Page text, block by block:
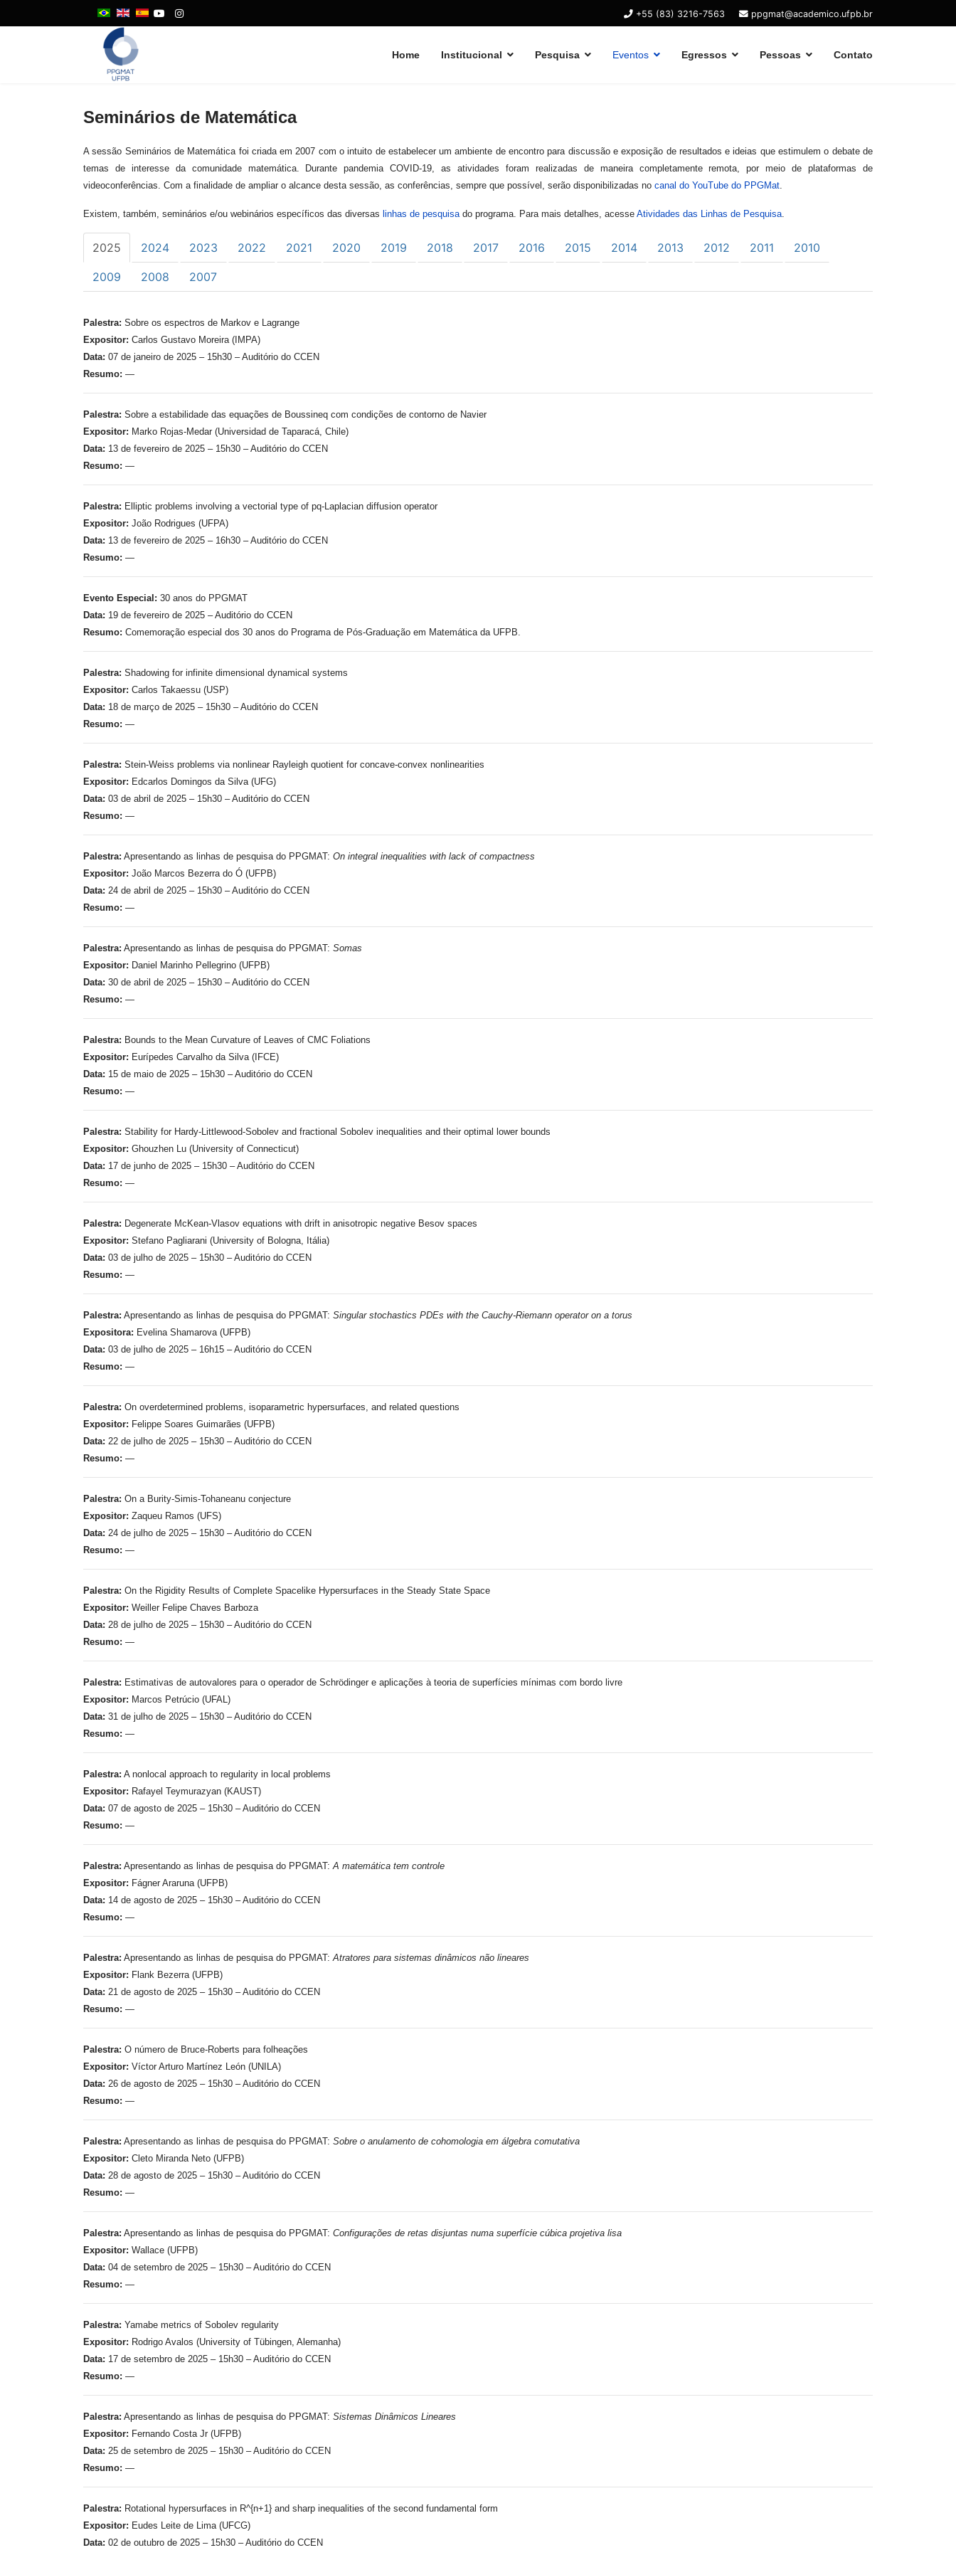
+55 (83) 3216-7563 ppgmat@academico.ufpb.br
Home Institucional Pesquisa Eventos Egressos Pessoas Contato
Seminários de Matemática
A sessão Seminários de Matemática foi criada em 2007 com o intuito de estabelecer um ambiente de encontro para discussão e exposição de resultados e ideias que estimulem o debate de
temas de interesse da comunidade matemática. Durante pandemia COVID-19, as atividades foram realizadas de maneira completamente remota, por meio de plataformas de
videoconferências. Com a finalidade de ampliar o alcance desta sessão, as conferências, sempre que possível, serão disponibilizadas no canal do YouTube do PPGMat.
Existem, também, seminários e/ou webinários específicos das diversas linhas de pesquisado programa. Para mais detalhes, acesse Atividades das Linhas de Pesquisa.
2025 2024 2023 2022 2021 2020 2019 2018 2017 2016 2015 2014 2013 2012 2011 2010
2009 2008 2007
Palestra: Sobre os espectros de Markov e Lagrange
Expositor: Carlos Gustavo Moreira (IMPA)
Data: 07 de janeiro de 2025 – 15h30 – Auditório do CCEN
Resumo: —
Palestra: Sobre a estabilidade das equações de Boussineq com condições de contorno de Navier
Expositor: Marko Rojas-Medar (Universidad de Taparacá, Chile)
Data: 13 de fevereiro de 2025 – 15h30 – Auditório do CCEN
Resumo: —
Palestra: Elliptic problems involving a vectorial type of pq-Laplacian diffusion operator
Expositor: João Rodrigues (UFPA)
Data: 13 de fevereiro de 2025 – 16h30 – Auditório do CCEN
Resumo: —
Evento Especial: 30 anos do PPGMAT
Data: 19 de fevereiro de 2025 – Auditório do CCEN
Resumo: Comemoração especial dos 30 anos do Programa de Pós-Graduação em Matemática da UFPB.
Palestra: Shadowing for infinite dimensional dynamical systems
Expositor: Carlos Takaessu (USP)
Data: 18 de março de 2025 – 15h30 – Auditório do CCEN
Resumo: —
Palestra: Stein-Weiss problems via nonlinear Rayleigh quotient for concave-convex nonlinearities
Expositor: Edcarlos Domingos da Silva (UFG)
Data: 03 de abril de 2025 – 15h30 – Auditório do CCEN
Resumo: —
Palestra: Apresentando as linhas de pesquisa do PPGMAT: On integral inequalities with lack of compactness
Expositor: João Marcos Bezerra do Ó (UFPB)
Data: 24 de abril de 2025 – 15h30 – Auditório do CCEN
Resumo: —
Palestra: Apresentando as linhas de pesquisa do PPGMAT: Somas
Expositor: Daniel Marinho Pellegrino (UFPB)
Data: 30 de abril de 2025 – 15h30 – Auditório do CCEN
Resumo: —
Palestra: Bounds to the Mean Curvature of Leaves of CMC Foliations
Expositor: Eurípedes Carvalho da Silva (IFCE)
Data: 15 de maio de 2025 – 15h30 – Auditório do CCEN
Resumo: —
Palestra: Stability for Hardy-Littlewood-Sobolev and fractional Sobolev inequalities and their optimal lower bounds
Expositor: Ghouzhen Lu (University of Connecticut)
Data: 17 de junho de 2025 – 15h30 – Auditório do CCEN
Resumo: —
Palestra: Degenerate McKean-Vlasov equations with drift in anisotropic negative Besov spaces
Expositor: Stefano Pagliarani (University of Bologna, Itália)
Data: 03 de julho de 2025 – 15h30 – Auditório do CCEN
Resumo: —
Palestra: Apresentando as linhas de pesquisa do PPGMAT: Singular stochastics PDEs with the Cauchy-Riemann operator on a torus
Expositora: Evelina Shamarova (UFPB)
Data: 03 de julho de 2025 – 16h15 – Auditório do CCEN
Resumo: —
Palestra: On overdetermined problems, isoparametric hypersurfaces, and related questions
Expositor: Felippe Soares Guimarães (UFPB)
Data: 22 de julho de 2025 – 15h30 – Auditório do CCEN
Resumo: —
Palestra: On a Burity-Simis-Tohaneanu conjecture
Expositor: Zaqueu Ramos (UFS)
Data: 24 de julho de 2025 – 15h30 – Auditório do CCEN
Resumo: —
Palestra: On the Rigidity Results of Complete Spacelike Hypersurfaces in the Steady State Space
Expositor: Weiller Felipe Chaves Barboza
Data: 28 de julho de 2025 – 15h30 – Auditório do CCEN
Resumo: —
Palestra: Estimativas de autovalores para o operador de Schrödinger e aplicações à teoria de superfícies mínimas com bordo livre
Expositor: Marcos Petrúcio (UFAL)
Data: 31 de julho de 2025 – 15h30 – Auditório do CCEN
Resumo: —
Palestra: A nonlocal approach to regularity in local problems
Expositor: Rafayel Teymurazyan (KAUST)
Data: 07 de agosto de 2025 – 15h30 – Auditório do CCEN
Resumo: —
Palestra: Apresentando as linhas de pesquisa do PPGMAT:A matemática tem controle
Expositor: Fágner Araruna (UFPB)
Data: 14 de agosto de 2025 – 15h30 – Auditório do CCEN
Resumo: —
Palestra: Apresentando as linhas de pesquisa do PPGMAT:Atratores para sistemas dinâmicos não lineares
Expositor: Flank Bezerra (UFPB)
Data: 21 de agosto de 2025 – 15h30 – Auditório do CCEN
Resumo: —
Palestra: O número de Bruce-Roberts para folheações
Expositor: Víctor Arturo Martínez León (UNILA)
Data: 26 de agosto de 2025 – 15h30 – Auditório do CCEN
Resumo: —
Palestra: Apresentando as linhas de pesquisa do PPGMAT: Sobre o anulamento de cohomologia em álgebra comutativa
Expositor: Cleto Miranda Neto (UFPB)
Data: 28 de agosto de 2025 – 15h30 – Auditório do CCEN
Resumo: —
Palestra: Apresentando as linhas de pesquisa do PPGMAT: Configurações de retas disjuntas numa superfície cúbica projetiva lisa
Expositor: Wallace (UFPB)
Data: 04 de setembro de 2025 – 15h30 – Auditório do CCEN
Resumo: —
Palestra: Yamabe metrics of Sobolev regularity
Expositor: Rodrigo Avalos (University of Tübingen, Alemanha)
Data: 17 de setembro de 2025 – 15h30 – Auditório do CCEN
Resumo: —
Palestra: Apresentando as linhas de pesquisa do PPGMAT: Sistemas Dinâmicos Lineares
Expositor: Fernando Costa Jr (UFPB)
Data: 25 de setembro de 2025 – 15h30 – Auditório do CCEN
Resumo: —
Palestra: Rotational hypersurfaces in R^{n+1} and sharp inequalities of the second fundamental form
Expositor: Eudes Leite de Lima (UFCG)
Data: 02 de outubro de 2025 – 15h30 – Auditório do CCEN